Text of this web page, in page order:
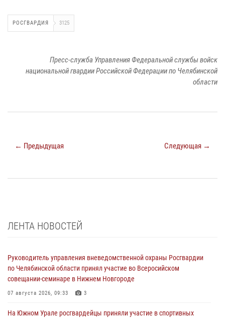
РОСГВАРДИЯ 3125
Пресс-служба Управления Федеральной службы войск
национальной гвардии Российской Федерации по Челябинской
области
← Предыдущая Следующая →
ЛЕНТА НОВОСТЕЙ
Руководитель управления вневедомственной охраны Росгвардии
по Челябинской области принял участие во Всеросийском
совещании-семинаре в Нижнем Новгороде
07 августа 2026, 09:33 3
На Южном Урале росгвардейцы приняли участие в спортивных